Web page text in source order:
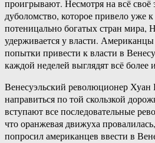
проигрывают. Несмотря на всё своё
дуболомство, которое привело уже
потеницально богатых стран мира,
удерживается у власти.
попытки привести к власти в
каждой неделей выглядят всё более
Венесуэльский революционер
направиться по той скользкой
вступают все последовательные
что оранжевая движуха
попросил американцев ввести в